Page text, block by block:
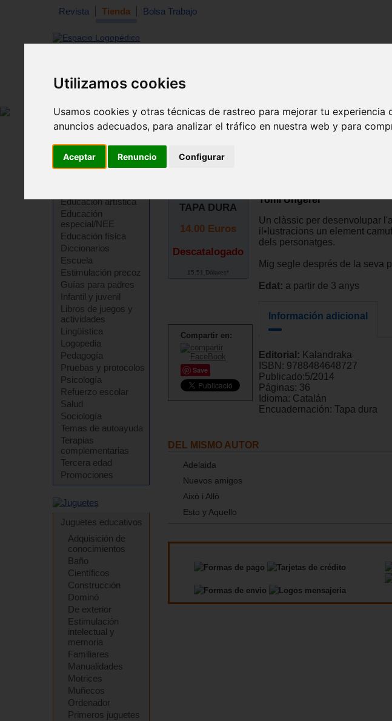
Utilizamos cookies
Usamos cookies y otras técnicas de rastreo para mejorar tu
anuncios adecuados, para analizar el tráfico en nuestra web y para
Aceptar Renuncio Configurar
Revista Tienda Bolsa Trabajo
Revista Libros Material
Cuadernos para
Educación artística
Educación
especial/NEE
Educación física
Diccionarios
Escuela
Estimulación precoz
Guías para padres
Infantil y juvenil
Libros de juegos y
actividades
Lingüística
Logopedia
Pedagogía
Pruebas y protocolos
Psicología
Refuerzo escolar
Salud
Sociología
Temas de autoayuda
Terapias
complementarias
Tercera edad
Promociones
Juguetes educativos
Adquisición de
conocimientos
Baño
Científicos
Construcción
Dominó
De exterior
Estimulación
intelectual y
memoria
Familiares
Manualidades
Motrices
Muñecos
Ordenador
Primeros juguetes
TAPA DURA
14.00 Euros
Descatalogado
15.51 Dólares*
Compartir en:
Save
Tomi Ungerer
Un clàssic per desenvolupar
il•lustracions un element
dels personatges.
Mig segle després de la seva
Edat: a partir de 3 anys
Información adicional
Editorial: Kalandraka
ISBN: 9788484648727
Publicado:5/2014
Páginas: 36
Idioma: Catalán
Encuadernación:
Tapa dura
DEL MISMO AUTOR
Adelaida
Nuevos amigos
Això i Allò
Esto y Aquello